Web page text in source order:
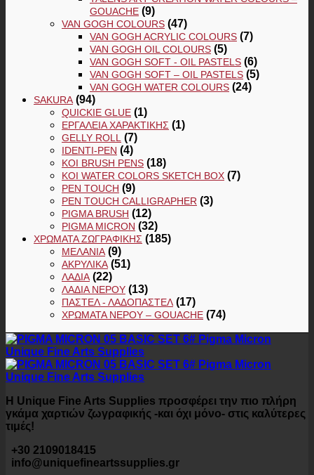
GOUACHE (9)
VAN GOGH COLOURS (47)
VAN GOGH ACRYLIC COLOURS (7)
VAN GOGH OIL COLOURS (5)
VAN GOGH SOFT - OIL PASTELS (6)
VAN GOGH SOFT – OIL PASTELS (5)
VAN GOGH WATER COLOURS (24)
SAKURA (94)
QUICKIE GLUE (1)
ΕΡΓΑΛΕΊΑ ΧΑΡΑΚΤΙΚΉΣ (1)
GELLY ROLL (7)
IDENTI-PEN (4)
KOI BRUSH PENS (18)
KOI WATER COLORS SKETCH BOX (7)
PEN TOUCH (9)
PEN TOUCH CALLIGRAPHER (3)
PIGMA BRUSH (12)
PIGMA MICRON (32)
ΧΡΏΜΑΤΑ ΖΩΓΡΑΦΙΚΉΣ (185)
ΜΕΛΆΝΙΑ (9)
ΑΚΡΥΛΙΚΆ (51)
ΛΆΔΙΑ (22)
ΛΆΔΙΑ ΝΕΡΟΎ (13)
ΠΑΣΤΕΛ - ΛΑΔΟΠΑΣΤΕΛ (17)
ΧΡΏΜΑΤΑ ΝΕΡΟΎ – GOUACHE (74)
Η Unique Fine Arts Supplies προσφέρει την πιο πλήρη
γκάμα χαρτιών ζωγραφικής -και όχι μόνο- στις καλύτερες
τιμές!
+30 2109018415
info@uniquefineartssupplies.gr